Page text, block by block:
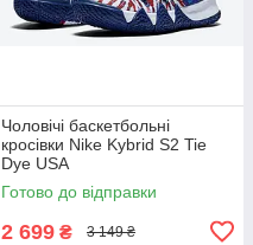
Чоловічі баскетбольні
кросівки Nike Kybrid S2 Tie
Dye USA
Готово до відправки
2 699 ₴ 3 149 ₴